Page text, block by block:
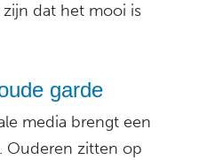
zijn dat het mooi is
garde
media brengt een
Ouderen zitten op